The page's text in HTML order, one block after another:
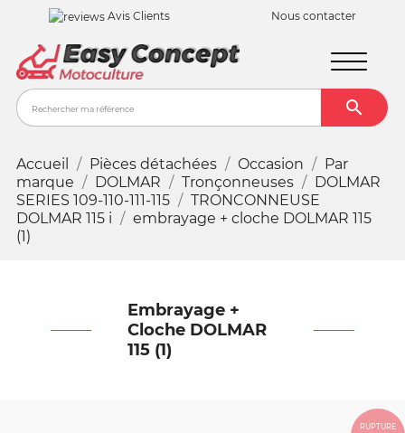
Avis Clients Nous contacter

Accueil Pièces détachées Occasion
Par
marque
DOLMAR Tronçonneuses
DOLMAR
SERIES 109-110-111-115
TRONCONNEUSE
DOLMAR 115 i
embrayage + cloche DOLMAR 115
(1)
Embrayage +
Cloche DOLMAR
115 (1)
RUPTURE